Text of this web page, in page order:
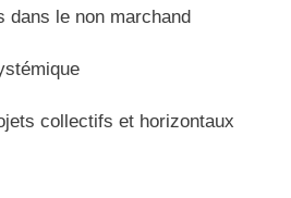
dans le non marchand
collectifs et horizontaux